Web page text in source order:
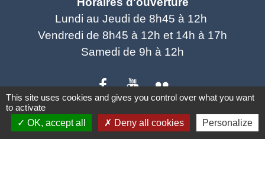
Lundi au Jeudi de 8h45 à 12h
Vendredi de 8h45 à 12h et 14h à 17h
Samedi de 9h à 12h
Liens utiles
This site uses cookies and gives you control over what you want
to activate
OK, accept all
Deny all cookies Personalize